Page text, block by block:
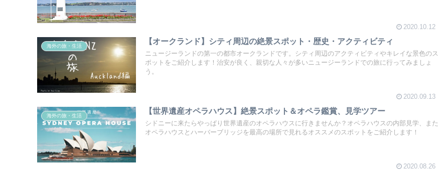
2020.10.12
海外の旅・生活
【オークランド】シティ周辺の絶景スポット・歴史・アクティビティ
ニュージーランドの第一の都市オークランドです。シティ周辺のアクティビティやキレイな景色のス
ポットをご紹介します！治安が良く、親切な人々が多いニュージーランドでの旅に行ってみましょ
う。
2020.09.13
海外の旅・生活
【世界遺産オペラハウス】絶景スポット＆オペラ鑑賞、見学ツアー
シドニーに来たらやっぱり世界遺産のオペラハウスに行きませんか？オペラハウスの内部見学、また
オペラハウスとハーバーブリッジを最高の場所で見れるオススメのスポットをご紹介します！
2020.08.26